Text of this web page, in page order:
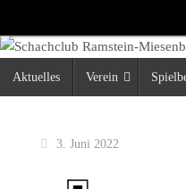
Inhalt
springen
Inhalt
Aktuelles Verein
3. Juni 2022